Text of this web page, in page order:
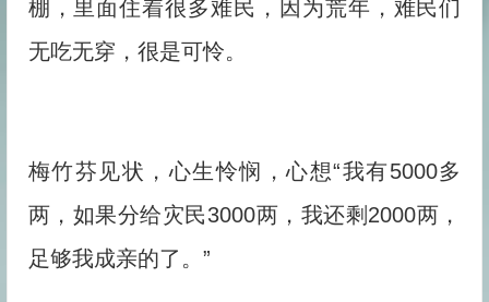
棚，里面住着很多难民，因为荒年，难民们
无吃无穿，很是可怜。
梅竹芬见状，心生怜悯，心想“我有5000多
两，如果分给灾民3000两，我还剩2000两，
足够我成亲的了。”